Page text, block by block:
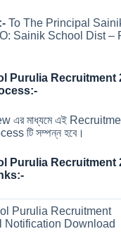
To The Principal
Sainik School Dist –
Purulia Recruitment
এর মাধ্যমে এই
টি সম্পন্ন হবে।
Purulia Recruitment
Purulia Recruitment
Notification Download